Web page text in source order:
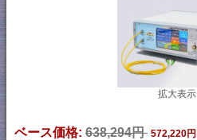
拡大表示
ベース価格: 638,294円 572,220円